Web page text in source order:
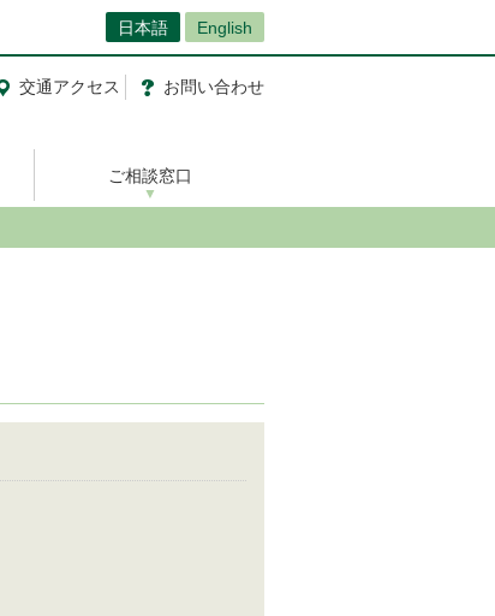
日本語 English
交通アクセス お問い合わせ
ご相談窓口